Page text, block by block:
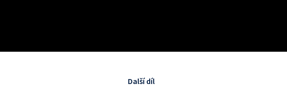
Další díl